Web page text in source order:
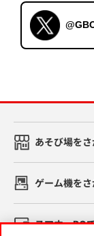
あそび場をさ
ゲーム機をさ
スマホ・PC